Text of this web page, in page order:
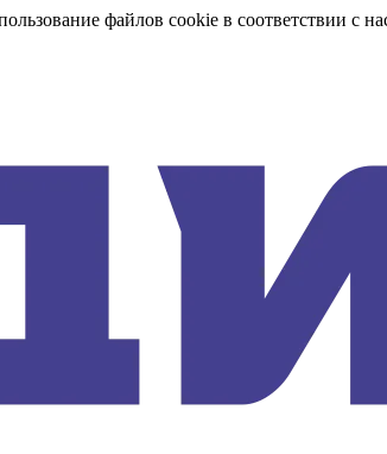
файлов cookie в соответствии с